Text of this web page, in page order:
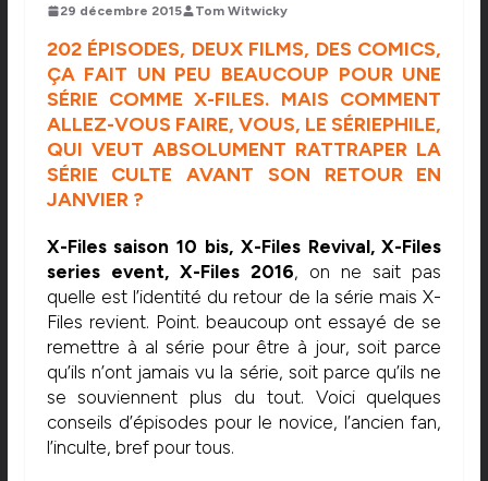
29 décembre 2015 Tom Witwicky
202 ÉPISODES, DEUX FILMS, DES COMICS,
ÇA FAIT UN PEU BEAUCOUP POUR UNE
SÉRIE COMME X-FILES. MAIS COMMENT
ALLEZ-VOUS FAIRE, VOUS, LE SÉRIEPHILE,
QUI VEUT ABSOLUMENT RATTRAPER LA
SÉRIE CULTE AVANT SON RETOUR EN
JANVIER ?
X-Files saison 10 bis, X-Files Revival, X-Files
series event, X-Files 2016, on ne sait pas
quelle est l’identité du retour de la série mais X-
Files revient. Point. beaucoup ont essayé de se
remettre à al série pour être à jour, soit parce
qu’ils n’ont jamais vu la série, soit parce qu’ils ne
se souviennent plus du tout. Voici quelques
conseils d’épisodes pour le novice, l’ancien fan,
l’inculte, bref pour tous.